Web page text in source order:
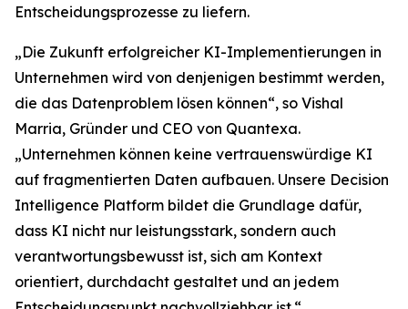
Entscheidungsprozesse zu liefern.
„Die Zukunft erfolgreicher KI-Implementierungen in
Unternehmen wird von denjenigen bestimmt werden,
die das Datenproblem lösen können“, so Vishal
Marria, Gründer und CEO von Quantexa.
„Unternehmen können keine vertrauenswürdige KI
auf fragmentierten Daten aufbauen. Unsere Decision
Intelligence Platform bildet die Grundlage dafür,
dass KI nicht nur leistungsstark, sondern auch
verantwortungsbewusst ist, sich am Kontext
orientiert, durchdacht gestaltet und an jedem